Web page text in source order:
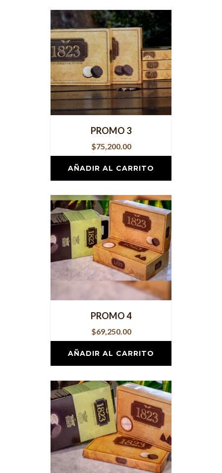
PROMO 3
$75,200.00
AÑADIR AL CARRITO
PROMO 4
$69,250.00
AÑADIR AL CARRITO